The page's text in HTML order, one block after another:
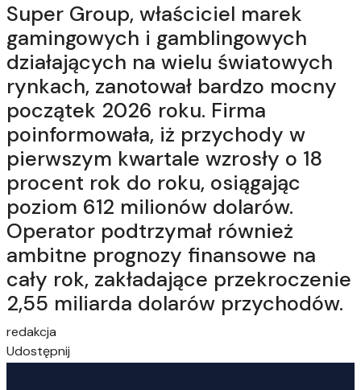
Super Group, właściciel marek
gamingowych i gamblingowych
działających na wielu światowych
rynkach, zanotował bardzo mocny
początek 2026 roku. Firma
poinformowała, iż przychody w
pierwszym kwartale wzrosły o 18
procent rok do roku, osiągając
poziom 612 milionów dolarów.
Operator podtrzymał również
ambitne prognozy finansowe na
cały rok, zakładające przekroczenie
2,55 miliarda dolarów przychodów.
redakcja
Udostępnij